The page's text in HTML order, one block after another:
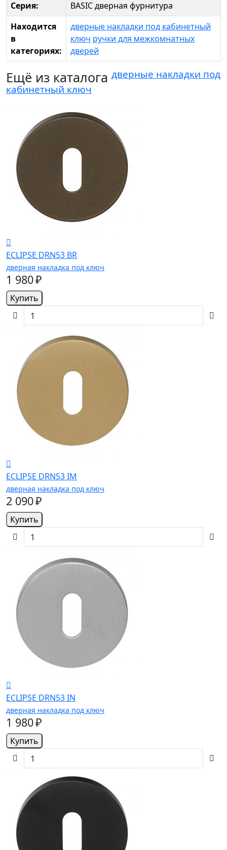
Серия:
BASIC дверная фурнитура
Находится
в
категориях:
дверные накладки под кабинетный
ключ ручки для межкомнатных
дверей
Ещё из каталога дверные накладки под
кабинетный ключ
ECLIPSE DRN53 BR
дверная накладка под ключ
1 980 ₽
Купить
ECLIPSE DRN53 IM
дверная накладка под ключ
2 090 ₽
Купить
ECLIPSE DRN53 IN
дверная накладка под ключ
1 980 ₽
Купить